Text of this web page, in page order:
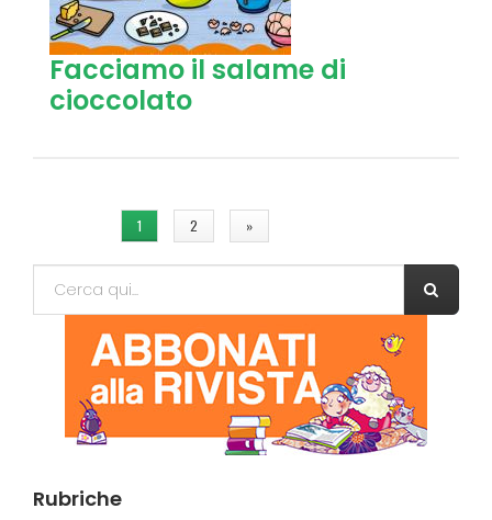
Facciamo il salame di
cioccolato
Pagine
1 2 »
Form di ricerca
Rubriche